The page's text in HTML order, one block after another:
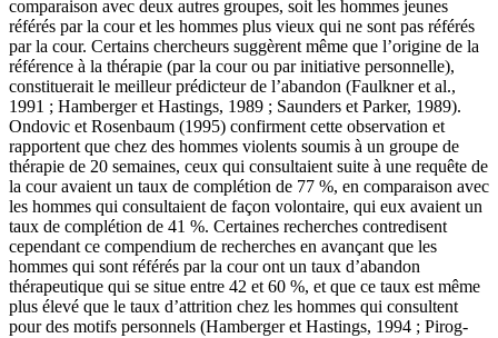
comparaison avec deux autres groupes, soit les hommes jeunes
référés par la cour et les hommes plus vieux qui ne sont pas référés
par la cour. Certains chercheurs suggèrent même que l’origine de la
référence à la thérapie (par la cour ou par initiative personnelle),
constituerait le meilleur prédicteur de l’abandon (Faulkner et al.,
1991 ; Hamberger et Hastings, 1989 ; Saunders et Parker, 1989).
Ondovic et Rosenbaum (1995) confirment cette observation et
rapportent que chez des hommes violents soumis à un groupe de
thérapie de 20 semaines, ceux qui consultaient suite à une requête de
la cour avaient un taux de complétion de 77 %, en comparaison avec
les hommes qui consultaient de façon volontaire, qui eux avaient un
taux de complétion de 41 %. Certaines recherches contredisent
cependant ce compendium de recherches en avançant que les
hommes qui sont référés par la cour ont un taux d’abandon
thérapeutique qui se situe entre 42 et 60 %, et que ce taux est même
plus élevé que le taux d’attrition chez les hommes qui consultent
pour des motifs personnels (Hamberger et Hastings, 1994 ; Pirog-